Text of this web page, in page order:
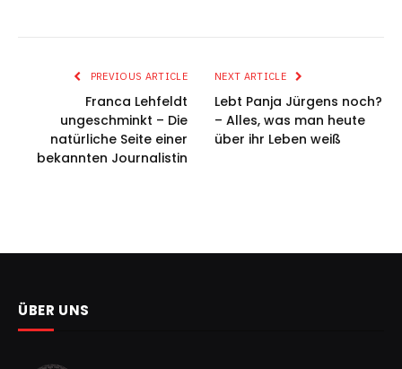
PREVIOUS ARTICLE
Franca Lehfeldt
ungeschminkt – Die
natürliche Seite einer
bekannten Journalistin
NEXT ARTICLE
Lebt Panja Jürgens noch?
– Alles, was man heute
über ihr Leben weiß
ÜBER UNS